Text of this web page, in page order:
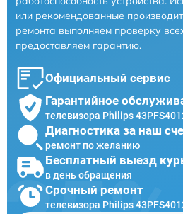
или рекомендованные
ремонта выполняем проверку
предоставляем гарантию.
Официальный сервис
Гарантийное
телевизора Philips
Диагностика за наш
ремонт по желанию
Бесплатный выезд
в день обращения
Срочный ремонт
телевизора Philips